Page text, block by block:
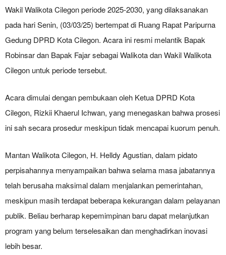
Wakil Walikota Cilegon periode 2025-2030, yang dilaksanakan
pada hari Senin, (03/03/25) bertempat di Ruang Rapat Paripurna
Gedung DPRD Kota Cilegon. Acara ini resmi melantik Bapak
Robinsar dan Bapak Fajar sebagai Walikota dan Wakil Walikota
Cilegon untuk periode tersebut.
Acara dimulai dengan pembukaan oleh Ketua DPRD Kota
Cilegon, Rizkii Khaerul Ichwan, yang menegaskan bahwa prosesi
ini sah secara prosedur meskipun tidak mencapai kuorum penuh.
Mantan Walikota Cilegon, H. Helldy Agustian, dalam pidato
perpisahannya menyampaikan bahwa selama masa jabatannya
telah berusaha maksimal dalam menjalankan pemerintahan,
meskipun masih terdapat beberapa kekurangan dalam pelayanan
publik. Beliau berharap kepemimpinan baru dapat melanjutkan
program yang belum terselesaikan dan menghadirkan inovasi
lebih besar.